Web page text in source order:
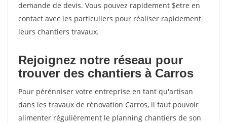
demande de devis. Vous pouvez rapidement $etre en
contact avec les particuliers pour réaliser rapidement
leurs chantiers travaux.
Rejoignez notre réseau pour
trouver des chantiers à Carros
Pour pérénniser votre entreprise en tant qu'artisan
dans les travaux de rénovation Carros, il faut pouvoir
alimenter régulièrement le planning chantiers de son